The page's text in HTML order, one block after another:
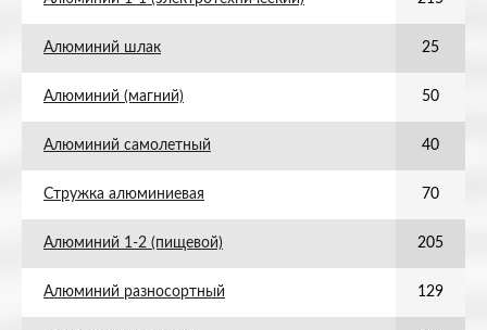
Алюминий шлак 25
Алюминий (магний) 50
Алюминий самолетный 40
Стружка алюминиевая 70
Алюминий 1-2 (пищевой) 205
Алюминий разносортный 129